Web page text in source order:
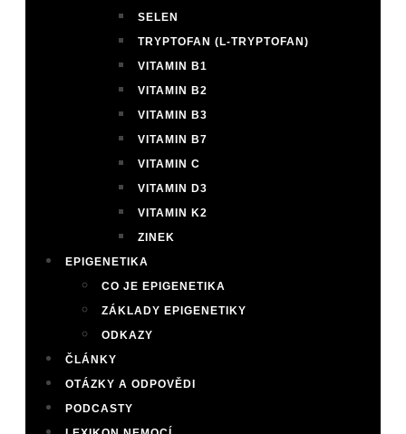
SELEN
TRYPTOFAN (L-TRYPTOFAN)
VITAMIN B1
VITAMIN B2
VITAMIN B3
VITAMIN B7
VITAMIN C
VITAMIN D3
VITAMIN K2
ZINEK
EPIGENETIKA
CO JE EPIGENETIKA
ZÁKLADY EPIGENETIKY
ODKAZY
ČLÁNKY
OTÁZKY A ODPOVĚDI
PODCASTY